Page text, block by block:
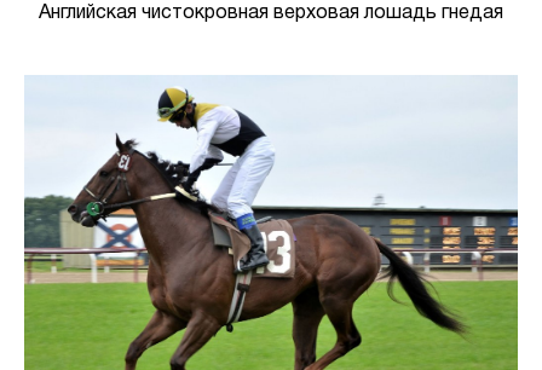
Английская чистокровная верховая лошадь гнедая